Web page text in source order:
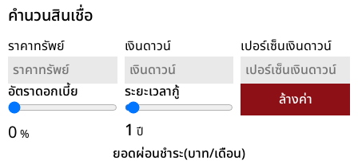
คำนวนสินเชื่อ
ราคาทรัพย์ เงินดาวน์ เปอร์เซ็นเงินดาวน์
อัตราดอกเบี้ย
0%
ระยะเวลากู้
1 ปี
ล้างค่า
ยอดผ่อนชำระ(บาท/เดือน)